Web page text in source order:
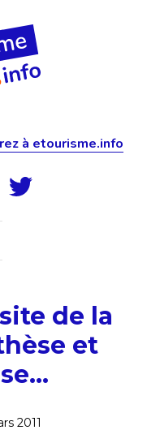
à etourisme.info
de la
et
2011